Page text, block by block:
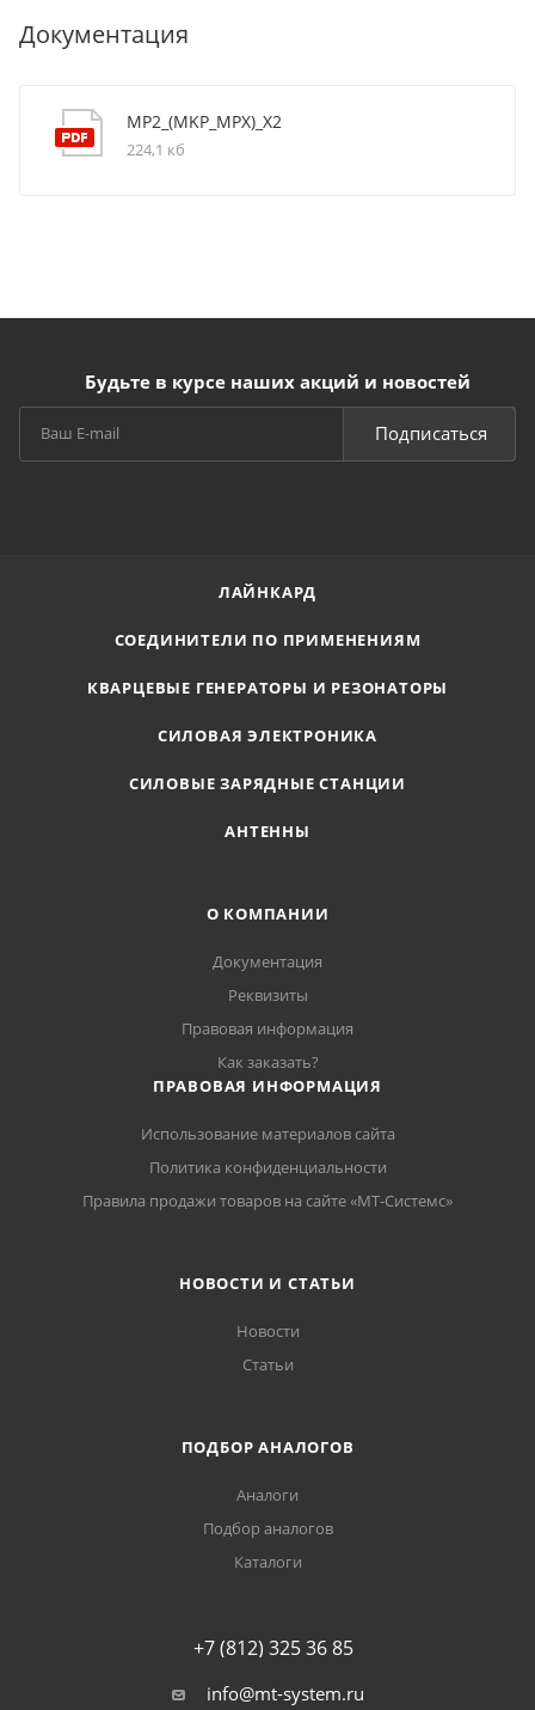
Документация
MP2_(MKP_MPX)_X2
224,1 кб
Будьте в курсе наших акций и новостей
Подписаться
ЛАЙНКАРД
СОЕДИНИТЕЛИ ПО ПРИМЕНЕНИЯМ
КВАРЦЕВЫЕ ГЕНЕРАТОРЫ И РЕЗОНАТОРЫ
СИЛОВАЯ ЭЛЕКТРОНИКА
СИЛОВЫЕ ЗАРЯДНЫЕ СТАНЦИИ
АНТЕННЫ
О КОМПАНИИ
Документация
Реквизиты
Правовая информация
Как заказать?
ПРАВОВАЯ ИНФОРМАЦИЯ
Использование материалов сайта
Политика конфиденциальности
Правила продажи товаров на сайте «МТ-Системс»
НОВОСТИ И СТАТЬИ
Новости
Статьи
ПОДБОР АНАЛОГОВ
Аналоги
Подбор аналогов
Каталоги
+7 (812) 325 36 85
info@mt-system.ru